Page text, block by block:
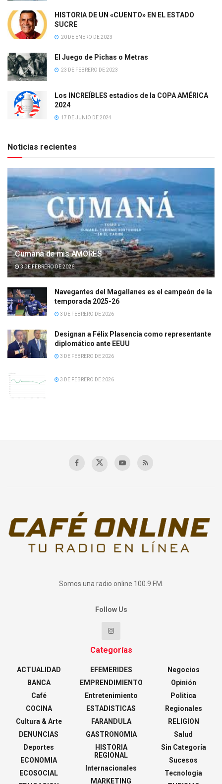
HISTORIA DE UN «CUENTO» EN EL ESTADO
SUCRE
20 DE ENERO DE 2023
El Juego de Pichas o Metras
23 DE FEBRERO DE 2023
Los INCREÍBLES estadios de la COPA AMÉRICA
2024
17 DE JUNIO DE 2024
Noticias recientes
Cumanà de mis AMORES
3 DE FEBRERO DE 2026
Navegantes del Magallanes es el campeón de la
temporada 2025-26
3 DE FEBRERO DE 2026
Designan a Félix Plasencia como representante
diplomático ante EEUU
3 DE FEBRERO DE 2026
3 DE FEBRERO DE 2026
Somos una radio online 100.9 FM.
Follow Us
Categorías
ACTUALIDAD
BANCA
Café
COCINA
Cultura & Arte
DENUNCIAS
Deportes
ECONOMIA
ECOSOCIAL
EFEMERIDES
EMPRENDIMIENTO
Entretenimiento
ESTADISTICAS
FARANDULA
GASTRONOMIA
HISTORIA
REGIONAL
Internacionales
MARKETING
Negocios
Opinión
Politica
Regionales
RELIGION
Salud
Sin Categoría
Sucesos
Tecnologia